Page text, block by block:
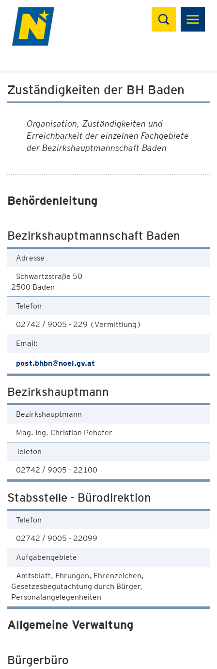
Suchen
Zuständigkeiten der BH Baden
Organisation, Zuständigkeiten und
Erreichbarkeit der einzelnen Fachgebiete
der Bezirkshauptmannschaft Baden
Behördenleitung
Bezirkshauptmannschaft Baden
Adresse
Schwartzstraße 50
2500 Baden
Telefon
02742 / 9005 - 229 (Vermittlung)
Email:
post.bhbn@noel.gv.at
Bezirkshauptmann
Bezirkshauptmann
Mag. Ing. Christian Pehofer
Telefon
02742 / 9005 - 22100
Stabsstelle - Bürodirektion
Telefon
02742 / 9005 - 22099
Aufgabengebiete
Amtsblatt, Ehrungen, Ehrenzeichen,
Gesetzesbegutachtung durch Bürger,
Personalangelegenheiten
Allgemeine Verwaltung
Bürgerbüro